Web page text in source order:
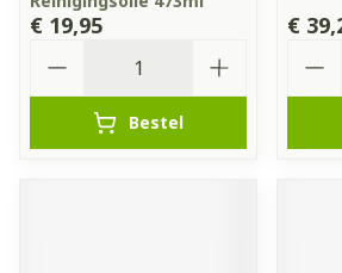
€ 19,95
Bestel
€